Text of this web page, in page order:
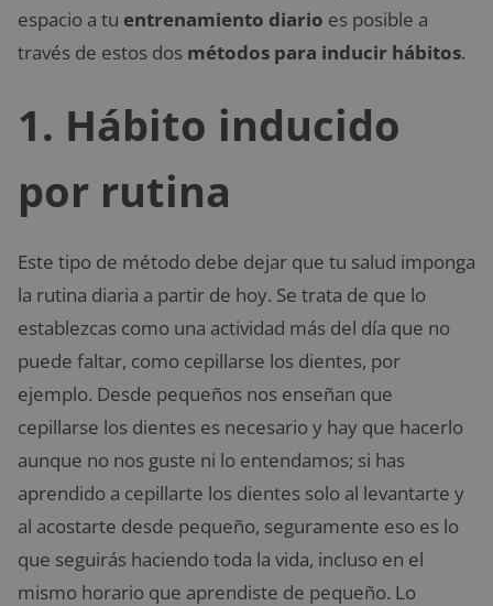
espacio a tu entrenamiento diario es posible a
través de estos dos métodos para inducir hábitos.
1. Hábito inducido
por rutina
Este tipo de método debe dejar que tu salud imponga
la rutina diaria a partir de hoy. Se trata de que lo
establezcas como una actividad más del día que no
puede faltar, como cepillarse los dientes, por
ejemplo. Desde pequeños nos enseñan que
cepillarse los dientes es necesario y hay que hacerlo
aunque no nos guste ni lo entendamos; si has
aprendido a cepillarte los dientes solo al levantarte y
al acostarte desde pequeño, seguramente eso es lo
que seguirás haciendo toda la vida, incluso en el
mismo horario que aprendiste de pequeño. Lo